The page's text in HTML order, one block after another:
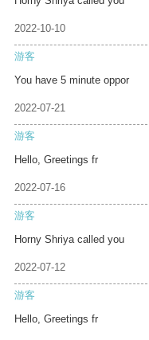
2022-10-10
游客
You have 5 minute oppor
2022-07-21
游客
Hello, Greetings fr
2022-07-16
游客
Horny Shriya called you
2022-07-12
游客
Hello, Greetings fr